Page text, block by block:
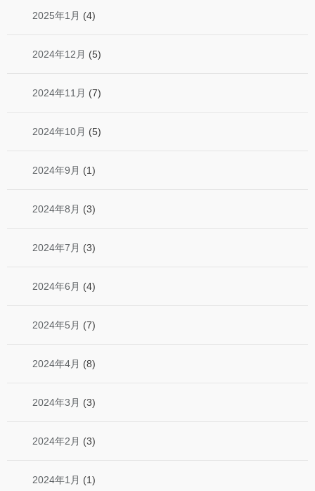
2025年1月 (4)
2024年12月 (5)
2024年11月 (7)
2024年10月 (5)
2024年9月 (1)
2024年8月 (3)
2024年7月 (3)
2024年6月 (4)
2024年5月 (7)
2024年4月 (8)
2024年3月 (3)
2024年2月 (3)
2024年1月 (1)